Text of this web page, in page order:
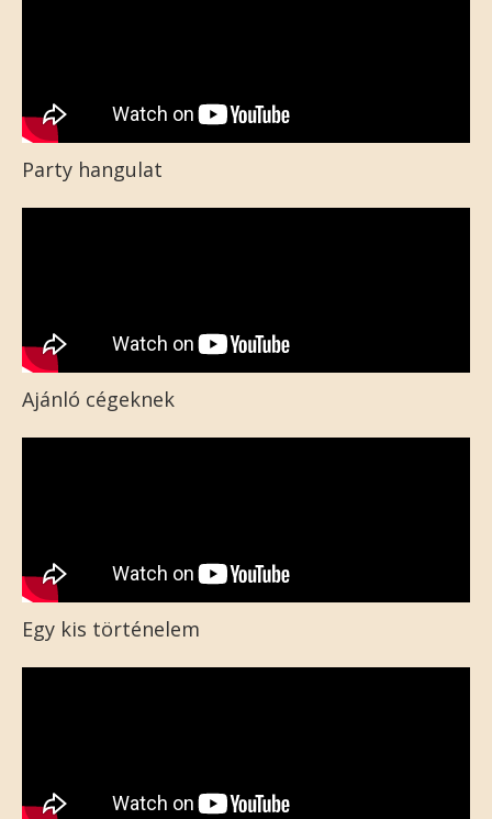
Party hangulat
Ajánló cégeknek
Egy kis történelem